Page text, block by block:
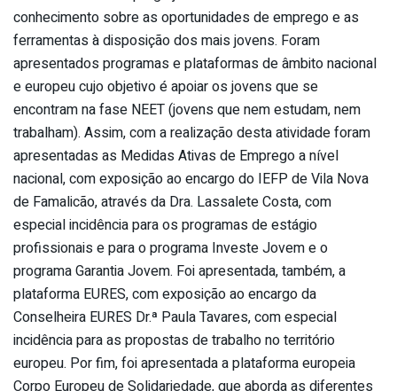
conhecimento sobre as oportunidades de emprego e as
ferramentas à disposição dos mais jovens. Foram
apresentados programas e plataformas de âmbito nacional
e europeu cujo objetivo é apoiar os jovens que se
encontram na fase NEET (jovens que nem estudam, nem
trabalham). Assim, com a realização desta atividade foram
apresentadas as Medidas Ativas de Emprego a nível
nacional, com exposição ao encargo do IEFP de Vila Nova
de Famalicão, através da Dra. Lassalete Costa, com
especial incidência para os programas de estágio
profissionais e para o programa Investe Jovem e o
programa Garantia Jovem. Foi apresentada, também, a
plataforma EURES, com exposição ao encargo da
Conselheira EURES Dr.ª Paula Tavares, com especial
incidência para as propostas de trabalho no território
europeu. Por fim, foi apresentada a plataforma europeia
Corpo Europeu de Solidariedade, que aborda as diferentes